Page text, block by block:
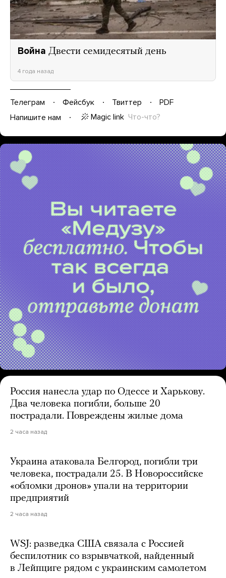
Война Двести семидесятый день
4 года назад
Телеграм Фейсбук Твиттер
PDF
Напишите нам
Magic link Что-что?
Россия нанесла удар по Одессе и Харькову.
Два человека погибли, больше 20
пострадали. Повреждены жилые дома
2 часа назад
Украина атаковала Белгород, погибли три
человека, пострадали 25. В Новороссийске
«обломки дронов» упали на территории
предприятий
2 часа назад
WSJ: разведка США связала с Россией
беспилотник со взрывчаткой, найденный
в Лейпциге рядом с украинским самолетом